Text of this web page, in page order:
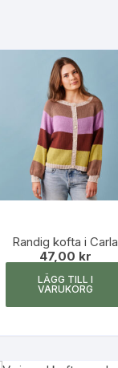
Randig kofta i Carla
47,00 kr
LÄGG TILL I
VARUKORG